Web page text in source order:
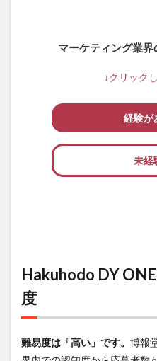
マーケティング業
↓クリック
経験が
未経
Hakuhodo DY
度
難易度は「高い」です。 博報